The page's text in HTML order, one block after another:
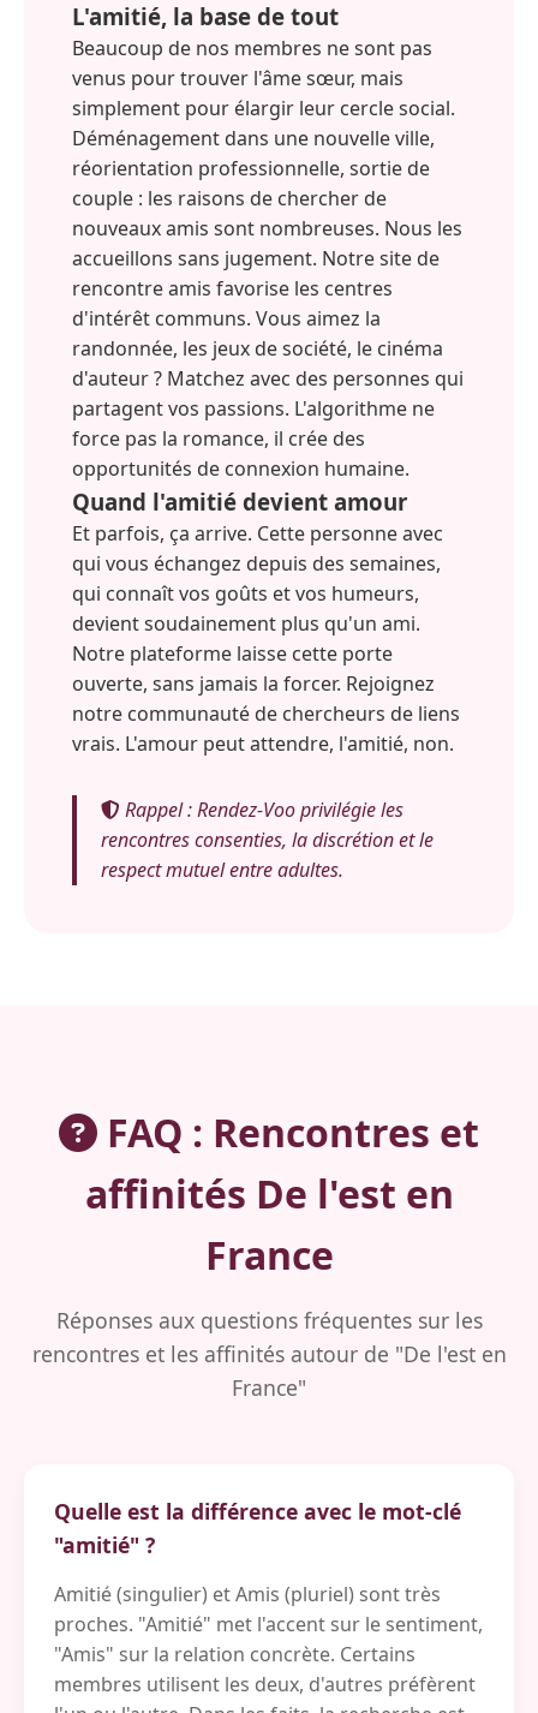
L'amitié, la base de tout
Beaucoup de nos membres ne sont pas
venus pour trouver l'âme sœur, mais
simplement pour élargir leur cercle social.
Déménagement dans une nouvelle ville,
réorientation professionnelle, sortie de
couple : les raisons de chercher de
nouveaux amis sont nombreuses. Nous les
accueillons sans jugement. Notre site de
rencontre amis favorise les centres
d'intérêt communs. Vous aimez la
randonnée, les jeux de société, le cinéma
d'auteur ? Matchez avec des personnes qui
partagent vos passions. L'algorithme ne
force pas la romance, il crée des
opportunités de connexion humaine.
Quand l'amitié devient amour
Et parfois, ça arrive. Cette personne avec
qui vous échangez depuis des semaines,
qui connaît vos goûts et vos humeurs,
devient soudainement plus qu'un ami.
Notre plateforme laisse cette porte
ouverte, sans jamais la forcer. Rejoignez
notre communauté de chercheurs de liens
vrais. L'amour peut attendre, l'amitié, non.
Rappel : Rendez-Voo privilégie les
rencontres consenties, la discrétion et le
respect mutuel entre adultes.
FAQ : Rencontres et
affinités De l'est en
France
Réponses aux questions fréquentes sur les
rencontres et les affinités autour de "De l'est en
France"
Quelle est la différence avec le mot-clé
"amitié" ?
Amitié (singulier) et Amis (pluriel) sont très
proches. "Amitié" met l'accent sur le sentiment,
"Amis" sur la relation concrète. Certains
membres utilisent les deux, d'autres préfèrent